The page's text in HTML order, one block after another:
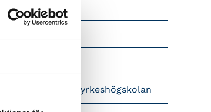
medier
Myndigheten för yrkeshögskolan